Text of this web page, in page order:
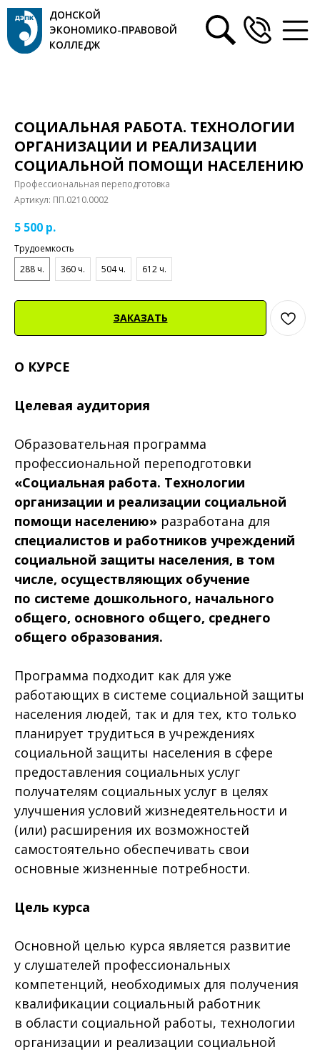
ДОНСКОЙ
ЭКОНОМИКО-ПРАВОВОЙ
КОЛЛЕДЖ
СОЦИАЛЬНАЯ РАБОТА. ТЕХНОЛОГИИ
ОРГАНИЗАЦИИ И РЕАЛИЗАЦИИ
СОЦИАЛЬНОЙ ПОМОЩИ НАСЕЛЕНИЮ
Профессиональная переподготовка
Артикул: ПП.0210.0002
5 500 р.
Трудоемкость
288 ч.
360 ч. 504 ч. 612 ч.
ЗАКАЗАТЬ
О КУРСЕ
Целевая аудитория
Образовательная программа
профессиональной переподготовки
«Социальная работа. Технологии
организации и реализации социальной
помощи населению» разработана для
специалистов и работников учреждений
социальной защиты населения, в том
числе, осуществляющих обучение
по системе дошкольного, начального
общего, основного общего, среднего
общего образования.
Программа подходит как для уже
работающих в системе социальной защиты
населения людей, так и для тех, кто только
планирует трудиться в учреждениях
социальной защиты населения в сфере
предоставления социальных услуг
получателям социальных услуг в целях
улучшения условий жизнедеятельности и
(или) расширения их возможностей
самостоятельно обеспечивать свои
основные жизненные потребности.
Цель курса
Основной целью курса является развитие
у слушателей профессиональных
компетенций, необходимых для получения
квалификации социальный работник
в области социальной работы, технологии
организации и реализации социальной